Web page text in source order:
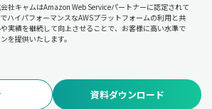
社キャムはAmazon Web Serviceパートナーに認定されて
ハイパフォーマンスなAWSプラットフォームの利用と共
実績を継続して向上させることで、お客様に高い水準で
を提供いたします。
資料ダウンロード